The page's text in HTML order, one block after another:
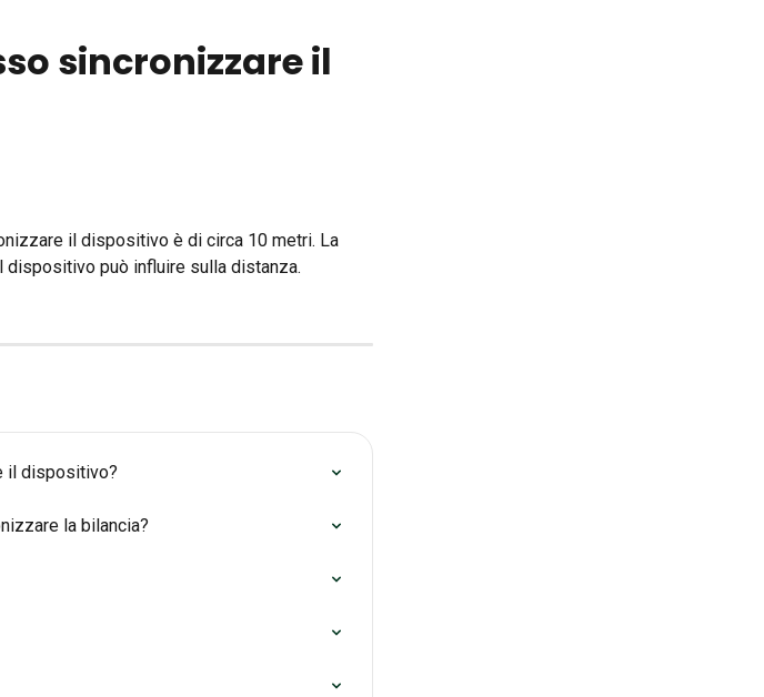
sincronizzare il
il dispositivo è di circa 10 metri. La
può influire sulla distanza.
il dispositivo?
la bilancia?